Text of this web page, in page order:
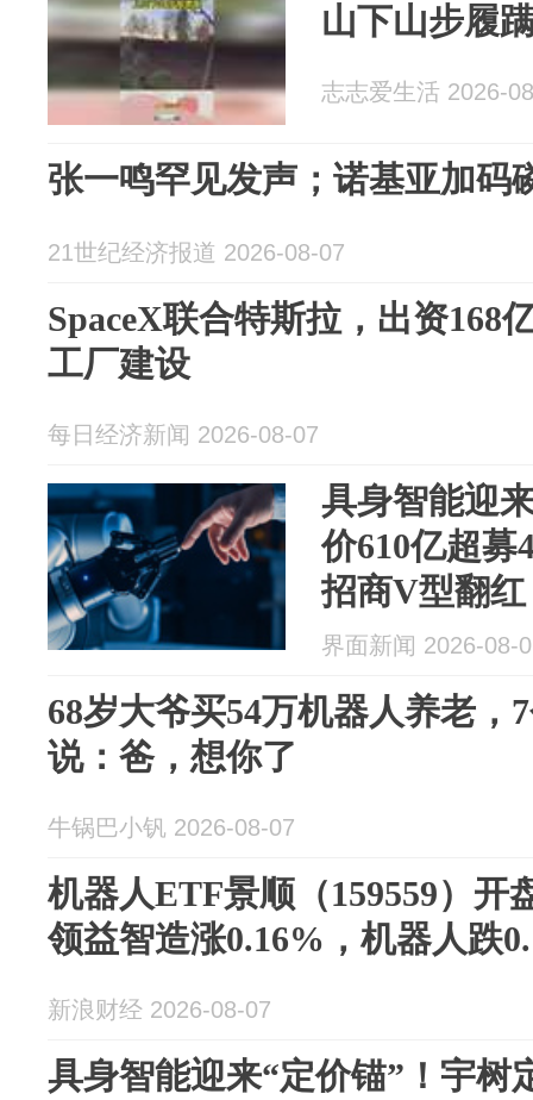
山下山步履
志志爱生活 2026-
张一鸣罕见发声；诺基亚加码
21世纪经济报道 2026-08-07
SpaceX联合特斯拉，出资168
工厂建设
每日经济新闻 2026-08-07
具身智能迎
价610亿超
招商V型翻红
界面新闻 2026-08-
68岁大爷买54万机器人养老，
说：爸，想你了
牛锅巴小钒 2026-08-07
机器人ETF景顺（159559）开
领益智造涨0.16%，机器人跌
新浪财经 2026-08-07
具身智能迎来“定价锚”！宇树